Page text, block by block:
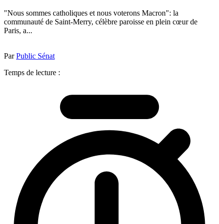
"Nous sommes catholiques et nous voterons Macron": la
communauté de Saint-Merry, célèbre paroisse en plein cœur de
Paris, a...
ParPublic Sénat
Temps de lecture :